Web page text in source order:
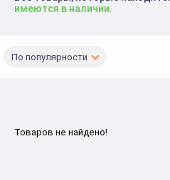
имеются в наличии.
По популярности
Товаров не найдено!